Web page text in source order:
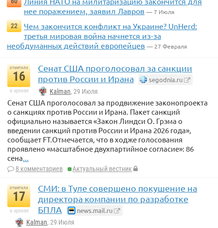
нее поражением, заявил Лавров — 7 Июля
22
Чем закончится конфликт на Украине? UnHerd:
третья мировая война начнется из-за
необдуманных действий европейцев — 27 Февраля
отметили
16
в архиве
Сенат США проголосовал за санкции
против России и Ирана
segodnia.ru
Kalman, 29 Июля
Сенат США проголосовал за продвижение законопроекта
о санкциях против России и Ирана. Пакет санкций
официально называется «Закон Линдси О. Грэма о
введении санкций против России и Ирана 2026 года»,
сообщает FT.Отмечается, что в ходже голосования
проявлено «масштабное двухпартийное согласие»: 86
сена...
8 комментариев Актуальный вестник
отметили
17
в архиве
СМИ: в Туле совершено покушение на
директора компании по разработке
БПЛА
news.mail.ru
Kalman, 29 Июля